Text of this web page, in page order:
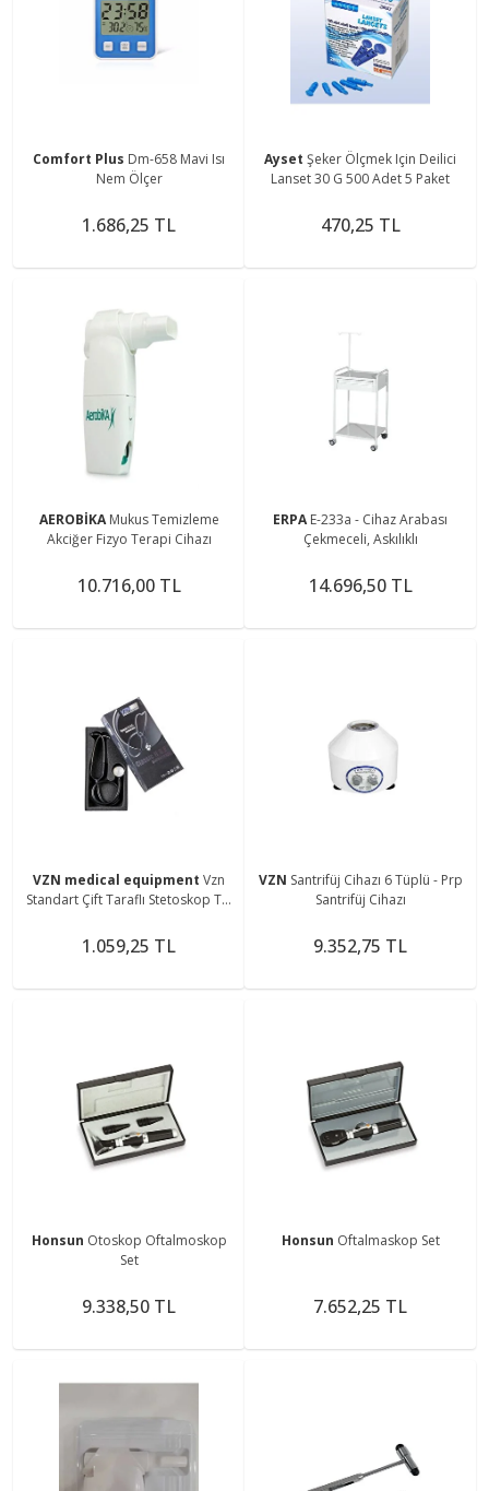
Comfort Plus Dm-658 Mavi Isı
Nem Ölçer
1.686,25 TL
Ayset Şeker Ölçmek Için Deilici
Lanset 30 G 500 Adet 5 Paket
470,25 TL
AEROBİKAMukus Temizleme
Akciğer Fizyo Terapi Cihazı
10.716,00 TL
ERPAE-233a - Cihaz Arabası
Çekmeceli, Askılıklı
14.696,50 TL
VZN medical equipment Vzn
Standart Çift Taraflı Stetoskop Ty-
1.059,25 TL
VZN Santrifüj Cihazı 6 Tüplü - Prp
Santrifüj Cihazı
9.352,75 TL
Honsun Otoskop Oftalmoskop
Set
9.338,50 TL
Honsun Oftalmaskop Set
7.652,25 TL